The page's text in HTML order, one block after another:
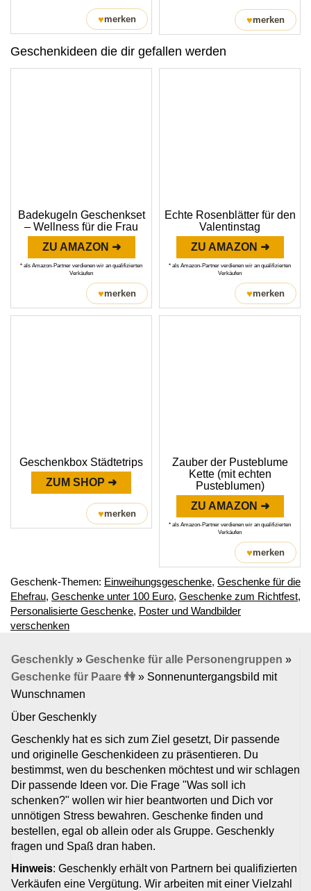
♥merken ♥merken
Geschenkideen die dir gefallen werden
Badekugeln Geschenkset
– Wellness für die Frau
ZU AMAZON ➜
* als Amazon-Partner verdienen wir an qualifizierten
Verkäufen
♥merken
Echte Rosenblätter für den
Valentinstag
ZU AMAZON ➜
* als Amazon-Partner verdienen wir an qualifizierten
Verkäufen
♥merken
Geschenkbox Städtetrips
ZUM SHOP ➜
♥merken
Zauber der Pusteblume
Kette (mit echten
Pusteblumen)
ZU AMAZON ➜
* als Amazon-Partner verdienen wir an qualifizierten
Verkäufen
♥merken
Geschenk-Themen: Einweihungsgeschenke, Geschenke für die
Ehefrau, Geschenke unter 100 Euro, Geschenke zum Richtfest,
Personalisierte Geschenke, Poster und Wandbilder
verschenken
Geschenkly » Geschenke für alle Personengruppen »
Geschenke für Paare 👫 » Sonnenuntergangsbild mit
Wunschnamen
Über Geschenkly
Geschenkly hat es sich zum Ziel gesetzt, Dir passende
und originelle Geschenkideen zu präsentieren. Du
bestimmst, wen du beschenken möchtest und wir schlagen
Dir passende Ideen vor. Die Frage "Was soll ich
schenken?" wollen wir hier beantworten und Dich vor
unnötigen Stress bewahren. Geschenke finden und
bestellen, egal ob allein oder als Gruppe. Geschenkly
fragen und Spaß dran haben.
Hinweis: Geschenkly erhält von Partnern bei qualifizierten
Verkäufen eine Vergütung. Wir arbeiten mit einer Vielzahl